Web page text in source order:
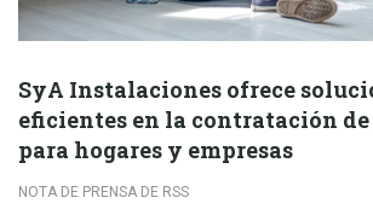
SyA Instalaciones ofrece
eficientes en la contratación
para hogares y empresas
NOTA DE PRENSA DE RSS